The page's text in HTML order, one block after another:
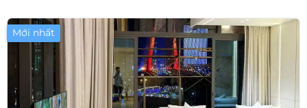
Mới nhất